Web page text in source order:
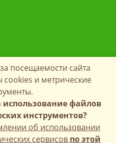
посещаемости сайта
cookies и метрические
использование файлов
инструментов?
об использовании
сервисов по этой